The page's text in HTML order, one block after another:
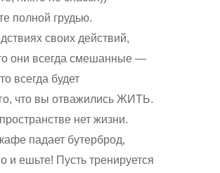
полной грудью.
своих действий,
они всегда смешанные —
всегда будет
что вы отважились ЖИТЬ.
нет жизни.
падает бутерброд,
и ешьте! Пусть тренируется